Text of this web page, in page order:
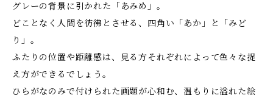
グレーの背景に引かれた「あみめ」。
どことなく人間を彷彿とさせる、四角い「あか」と「みど
り」。
ふたりの位置や距離感は、見る方それぞれによって色々な捉
え方ができるでしょう。
ひらがなのみで付けられた画題が心和む、温もりに溢れた絵